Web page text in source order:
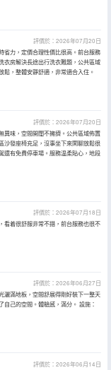
評價於：2026年07月20日
省力，定價合理性價比很高。前台服務
衣房解決長途出行洗衣難題，公共區域
鬆，整體安靜舒適，非常適合入住。
評價於：2026年07月20日
異味，空間開闊不擁擠。公共區域佈置
沙發座椅充足，沒事坐下來閑聊放鬆很
還有免費停車場。服務温柔貼心，地段
評價於：2026年07月18日
看着很舒服非常不錯，前台服務也很不
評價於：2026年06月27日
灑滿地板，空間舒展得剛好裝下一整天
己的空間。體驗感，滿分。 設施：
評價於：2026年06月14日